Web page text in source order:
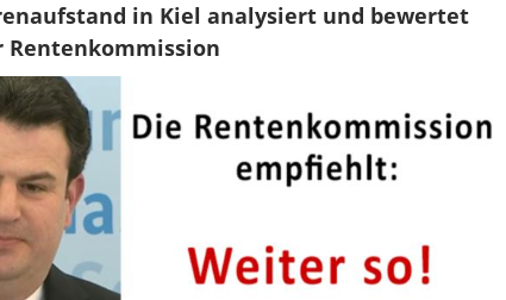
in Kiel analysiert und bewertet
Rentenkommission